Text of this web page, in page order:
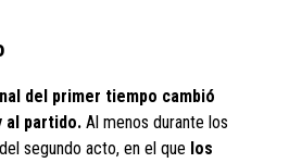
del primer tiempo cambió
al partido. Al menos durante los
segundo acto, en el que los